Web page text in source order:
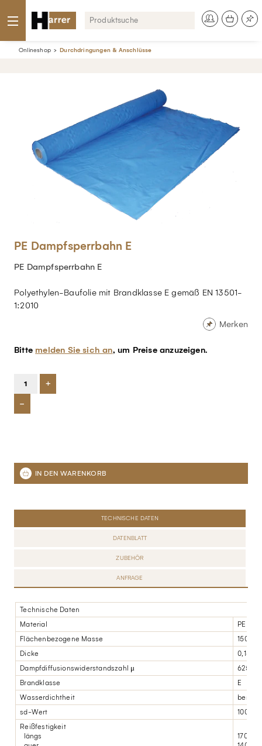
Onlineshop Durchdringungen & Anschlüsse
PE Dampfsperrbahn E
PE Dampfsperrbahn E
Polyethylen-Baufolie mit Brandklasse E gemäß EN 13501-
1:2010
Merken
Bitte melden Sie sich an, um Preise anzuzeigen.
+
-
TECHNISCHE DATEN
DATENBLATT
ZUBEHÖR
ANFRAGE
Technische Daten
Material
PE
Flächenbezogene Masse
150 g/
Dicke
0,16
Dampfdiffusionswiderstandszahl μ
Brandklasse
E
Wasserdichtheit
sd-Wert
100 (-
Reißfestigkeit
längs
170 N/